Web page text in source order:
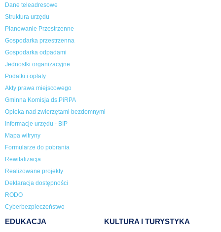
Dane teleadresowe
Struktura urzędu
Planowanie Przestrzenne
Gospodarka przestrzenna
Gospodarka odpadami
Jednostki organizacyjne
Podatki i opłaty
Akty prawa miejscowego
Gminna Komisja ds.PiRPA
Opieka nad zwierzętami bezdomnymi
Informacje urzędu - BIP
Mapa witryny
Formularze do pobrania
Rewitalizacja
Realizowane projekty
Deklaracja dostępności
RODO
Cyberbezpieczeństwo
EDUKACJA KULTURA I TURYSTYKA